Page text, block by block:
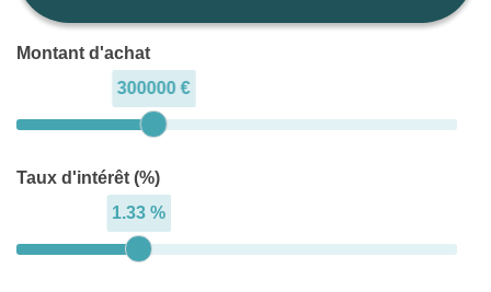
Montant d'achat
300000 €
Taux d'intérêt (%)
1.33 %